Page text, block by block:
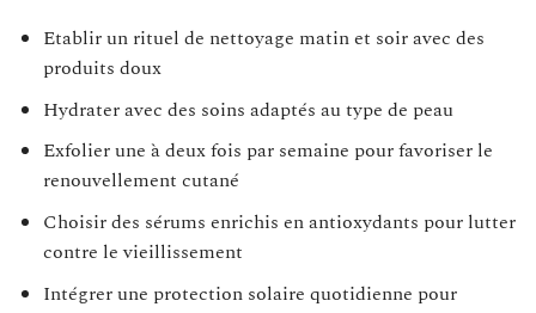
Etablir un rituel de nettoyage matin et soir avec des
produits doux
Hydrater avec des soins adaptés au type de peau
Exfolier une à deux fois par semaine pour favoriser le
renouvellement cutané
Choisir des sérums enrichis en antioxydants pour lutter
contre le vieillissement
Intégrer une protection solaire quotidienne pour